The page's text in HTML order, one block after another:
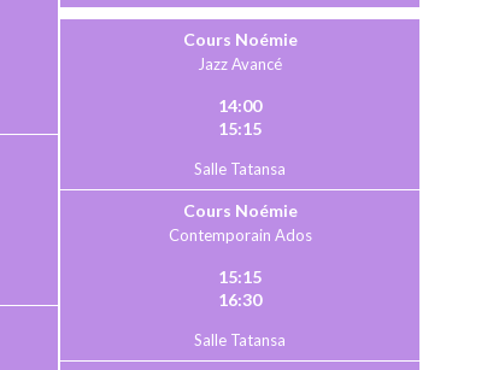
Cours Noémie
Jazz Avancé
14:00
15:15
Salle Tatansa
Cours Noémie
Contemporain Ados
15:15
16:30
Salle Tatansa